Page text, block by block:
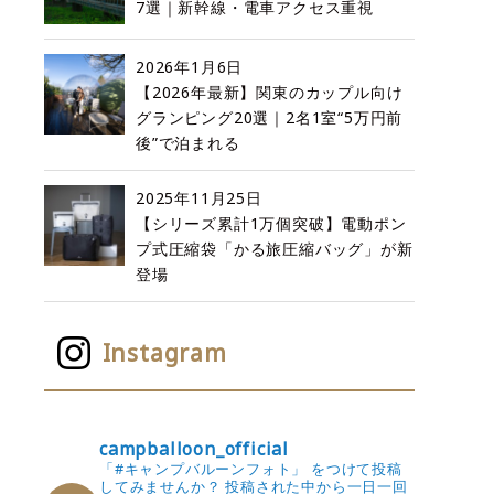
7選｜新幹線・電車アクセス重視
2026年1月6日
【2026年最新】関東のカップル向け
グランピング20選｜2名1室“5万円前
後”で泊まれる
2025年11月25日
【シリーズ累計1万個突破】電動ポン
プ式圧縮袋「かる旅圧縮バッグ」が新
登場
Instagram
campballoon_official
「#キャンプバルーンフォト」 をつけて投稿
してみませんか？ 投稿された中から一日一回